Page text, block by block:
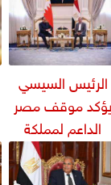
الرئيس السيسي
يؤكد موقف مصر
الداعم لمملكة
لحماية أمنها
واستقرارها